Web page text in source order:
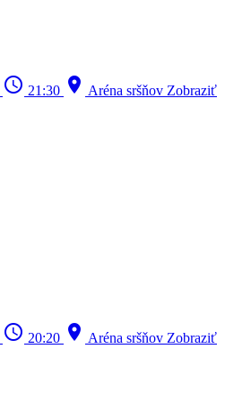
schedule 21:30 location_on Aréna sršňov Zobraziť
schedule 20:20 location_on Aréna sršňov Zobraziť